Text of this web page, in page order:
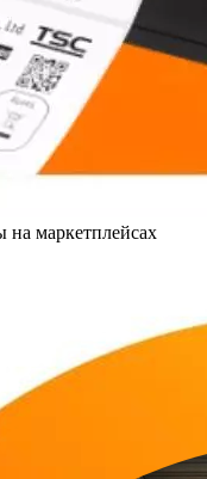
на маркетплейсах